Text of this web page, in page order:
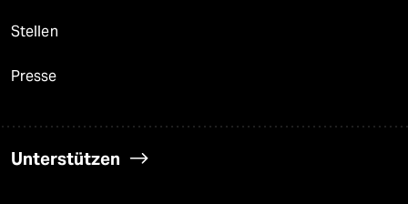
Stellen
Presse
Unterstützen